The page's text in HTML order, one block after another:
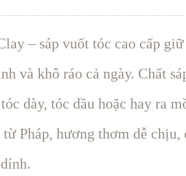
– sáp vuốt tóc cao cấp giữ
và khô ráo cả ngày. Chất
dày, tóc dầu hoặc hay ra
Pháp, hương thơm dễ chịu,